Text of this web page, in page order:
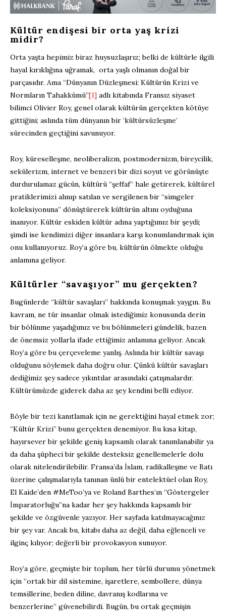
Kültür endişesi bir orta yaş krizi
midir?
Orta yaşta hepimiz biraz huysuzlaşırız; belki de kültürle ilgili
hayal kırıklığına uğramak, orta yaşlı olmanın doğal bir
parçasıdır. Ama “Dünyanın Düzleşmesi: Kültürün Krizi ve
Normların Tahakkümü”[1] adlı kitabında Fransız siyaset
bilimci Olivier Roy, genel olarak kültürün gerçekten kötüye
gittiğini; aslında tüm dünyanın bir ‘kültürsüzleşme’
sürecinden geçtiğini savunuyor.
Roy, küreselleşme, neoliberalizm, postmodernizm, bireycilik,
sekülerizm, internet ve benzeri bir dizi soyut ve görünüşte
durdurulamaz gücün, kültürü “şeffaf” hale getirerek, kültürel
pratiklerimizi alınıp satılan ve sergilenen bir “simgeler
koleksiyonuna” dönüştürerek kültürün altını oyduğuna
inanıyor. Kültür eskiden kültür adına yaptığımız bir şeydi;
şimdi ise kendimizi diğer insanlara karşı konumlandırmak için
onu kullanıyoruz. Roy’a göre bu, kültürün ölmekte olduğu
anlamına geliyor.
Kültürler “savaşıyor” mu gerçekten?
Bugünlerde “kültür savaşları” hakkında konuşmak yaygın. Bu
kavram, ne tür insanlar olmak istediğimiz konusunda derin
bir bölünme yaşadığımız ve bu bölünmeleri gündelik, bazen
de önemsiz yollarla ifade ettiğimiz anlamına geliyor. Ancak
Roy’a göre bu çerçeveleme yanlış. Aslında bir kültür savaşı
olduğunu söylemek daha doğru olur. Çünkü kültür savaşları
dediğimiz şey sadece yıkıntılar arasındaki çatışmalardır.
Kültürümüzde giderek daha az şey kendini belli ediyor.
Böyle bir tezi kanıtlamak için ne gerektiğini hayal etmek zor;
“Kültür Krizi” bunu gerçekten denemiyor. Bu kısa kitap,
hayırsever bir şekilde geniş kapsamlı olarak tanımlanabilir ya
da daha şüpheci bir şekilde desteksiz genellemelerle dolu
olarak nitelendirilebilir. Fransa’da İslam, radikalleşme ve Batı
üzerine çalışmalarıyla tanınan ünlü bir entelektüel olan Roy,
El Kaide’den #MeToo’ya ve Roland Barthes’ın “Göstergeler
İmparatorluğu”na kadar her şey hakkında kapsamlı bir
şekilde ve özgüvenle yazıyor. Her sayfada katılmayacağınız
bir şey var. Ancak bu, kitabı daha az değil, daha eğlenceli ve
ilginç kılıyor; değerli bir provokasyon sunuyor.
Roy’a göre, geçmişte bir toplum, her türlü durumu yönetmek
için “ortak bir dil sistemine, işaretlere, sembollere, dünya
temsillerine, beden diline, davranış kodlarına ve
benzerlerine” güvenebilirdi. Bugün, bu ortak geçmişin